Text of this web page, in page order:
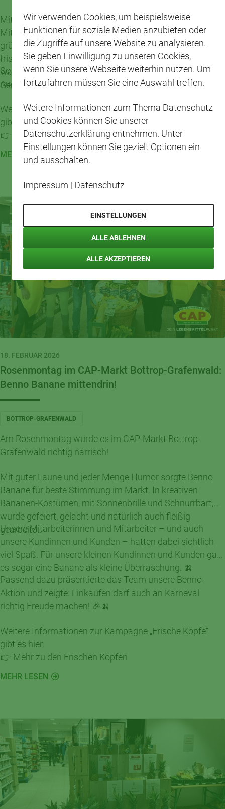
Mit einem aufmerksamkeitsstarken Aufbau und einer
Mitarbeiterin im passenden Avocado-Kostüm wurde die
grüne Superfrucht gekonnt in Szene gesetzt. Zwischen
frischen Avocados und liebevoll gestalteter Präsentation
war sofort klar: Hier dreht sich alles um gesunden
Genuss und gute Laune.
So macht Einkaufen Spaß – frisch, kreativ und mit einem
Augenzwinkern! 😊🥑
Weitere Informationen zur Kampagne „Frische Köpfe“
gibt es hier:
👉 Mehr zu den Frischen Köpfen
MEHR LESEN
18. FEBRUAR 2026
Rosenmontag im CAP-Markt Bottrop-Grafenwald:
Benno Banane mittendrin!
BOTTROP-GRAFENWALD
Am Rosenmontag wurde es im CAP-Markt Bottrop-
Grafenwald richtig närrisch!
Mit guter Laune und jeder Menge Humor sorgte Benno
Banane für beste Stimmung im Markt. In kreativen
Bananen-Kostümen, mit Sonnenbrille und Schnurrbart,
wurde gefeiert, gelacht und natürlich auch fleißig
gearbeitet.
Unsere Mitarbeiterinnen und Mitarbeiter – und auch
unsere Kundinnen und Kunden – hatten dabei sichtlich
viel Spaß. Für unsere kleinen Kundinnen und Kunden gab
es sogar eine Banane als kleine Überraschung. 🍌
Passend dazu präsentierte das Team unsere Benno-
Aktion und zeigte: Einkaufen darf auch an Karneval
richtig Freude machen! 🎉🍌
Weitere Informationen zur Kampagne „Frische Köpfe“
gibt es hier:
👉 Mehr zu den Frischen Köpfen
MEHR LESEN
Wir verwenden Cookies, um beispielsweise
Funktionen für soziale Medien anzubieten oder
die Zugriffe auf unsere Website zu analysieren.
Sie geben Einwilligung zu unseren Cookies,
wenn Sie unsere Webseite weiterhin nutzen. Um
fortzufahren müssen Sie eine Auswahl treffen.
Weitere Informationen zum Thema Datenschutz
und Cookies können Sie unserer
Datenschutzerklärung entnehmen. Unter
Einstellungen können Sie gezielt Optionen ein
und ausschalten.
Impressum | Datenschutz
EINSTELLUNGEN
ALLE ABLEHNEN
ALLE AKZEPTIEREN